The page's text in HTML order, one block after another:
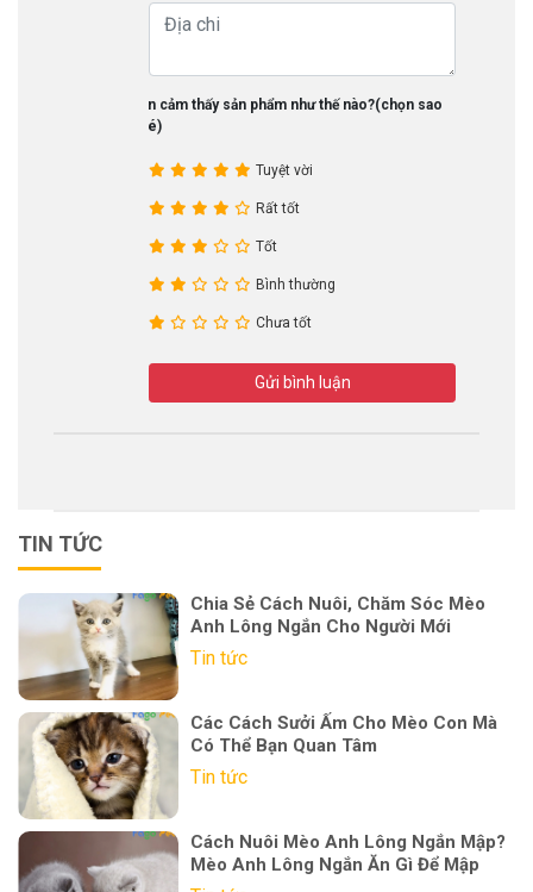
Bạn cảm thấy sản phẩm như thế nào?(chọn sao
nhé)
Tuyệt vời
Rất tốt
Tốt
Bình thường
Chưa tốt
Gửi bình luận
TIN TỨC
Chia Sẻ Cách Nuôi, Chăm Sóc Mèo
Anh Lông Ngắn Cho Người Mới
Tin tức
Các Cách Sưởi Ấm Cho Mèo Con Mà
Có Thể Bạn Quan Tâm
Tin tức
Cách Nuôi Mèo Anh Lông Ngắn Mập?
Mèo Anh Lông Ngắn Ăn Gì Để Mập